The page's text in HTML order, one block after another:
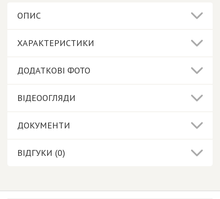
ОПИС
ХАРАКТЕРИСТИКИ
ДОДАТКОВІ ФОТО
ВІДЕООГЛЯДИ
ДОКУМЕНТИ
ВІДГУКИ (0)